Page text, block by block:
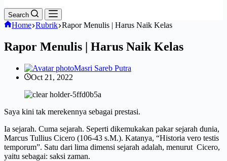
Search
Home Rubrik Rapor Menulis | Harus Naik Kelas
Rapor Menulis | Harus Naik Kelas
Masri Sareb Putra
Oct 21, 2022
Saya kini tak merekennya sebagai prestasi.
Ia sejarah. Cuma sejarah. Seperti dikemukakan pakar sejarah dunia,
Marcus Tullius Cicero (106-43 s.M.). Katanya, “Historia vero testis
temporum”. Satu dari lima dimensi sejarah adalah, menurut Cicero,
yaitu sebagai: saksi zaman.